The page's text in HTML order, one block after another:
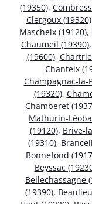
(19350),
Clergoux (19320)
Mascheix (19120),
Chaumeil (19390),
(19600),
Chanteix
Champagnac-la-
(19320),
Chamberet
Mathurin-
(19120), Brive-
(19310),
Bonnefond
Beyssac
Bellechassagne
(19390),